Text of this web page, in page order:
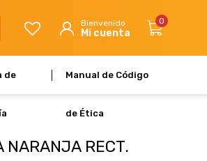
de Manual de Código
de Ética
0
NARANJA RECT.